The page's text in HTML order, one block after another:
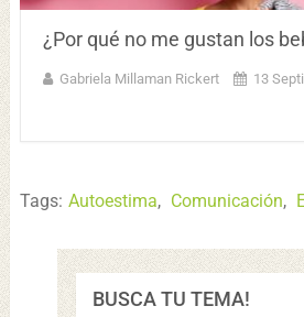
¿Por qué no me gustan los
Gabriela Millaman Rickert 13
Tags: Autoestima, Comunicación,
BUSCA TU TEMA!